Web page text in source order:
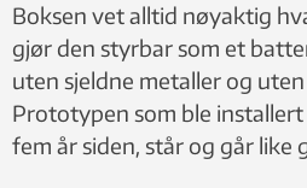
Boksen vet alltid nøyaktig
gjør den styrbar som et
uten sjeldne metaller og
Prototypen som ble
fem år siden, står og går like